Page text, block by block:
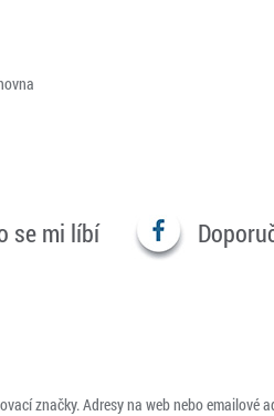
se mi líbí
značky. Adresy na web nebo emailové